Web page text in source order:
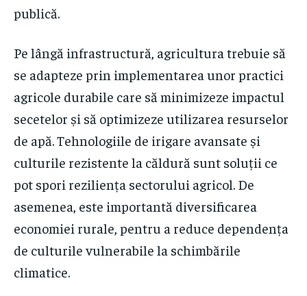
publică.
Pe lângă infrastructură, agricultura trebuie să
se adapteze prin implementarea unor practici
agricole durabile care să minimizeze impactul
secetelor și să optimizeze utilizarea resurselor
de apă. Tehnologiile de irigare avansate și
culturile rezistente la căldură sunt soluții ce
pot spori reziliența sectorului agricol. De
asemenea, este importantă diversificarea
economiei rurale, pentru a reduce dependența
de culturile vulnerabile la schimbările
climatice.